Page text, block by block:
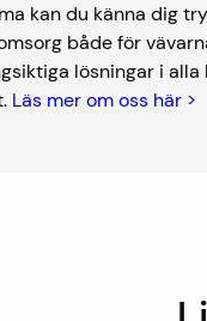
kan du känna dig
både för
lösningar i
Läs mer om oss här >